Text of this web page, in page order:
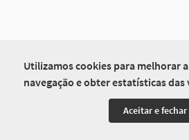
Utilizamos cookies para melhorar
navegação e obter estatísticas das
Aceitar e fechar